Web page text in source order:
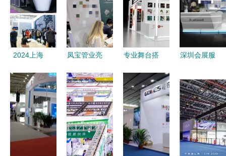
2024上海
程设计与用
品博览会全
面启幕 聚
焦办公用品
凤宝管业亮
布扎比国际
石油天然气
展会，专业
会展服务赋
能全球能源
专业舞台搭
务 陇南活
动策划与执
行的一站式
解决方案
深圳会展服
展名城的高
效引擎与创
新典范